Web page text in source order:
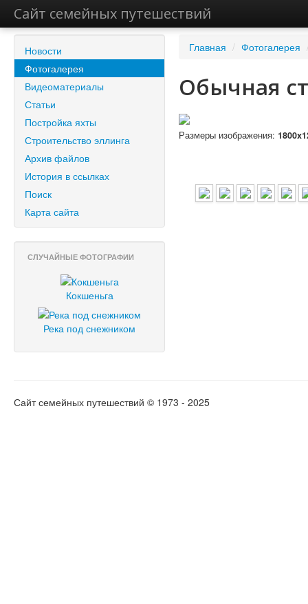
Сайт семейных путешествий
Новости
Фотогалерея
Видеоматериалы
Статьи
Постройка яхты
Строительство эллинга
Архив файлов
История в ссылках
Поиск
Карта сайта
СЛУЧАЙНЫЕ ФОТОГРАФИИ
Кокшеньга
Река под снежником
Главная / Фотогалерея
Обычная
Размеры изображения:
Сайт семейных путешествий © 1973 - 2025